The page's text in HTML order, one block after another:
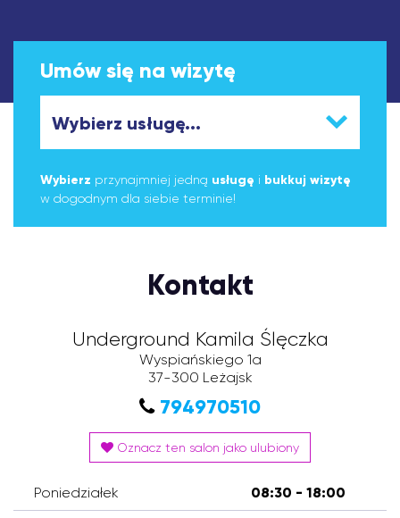
Umów się na wizytę
Wybierz przynajmniej jedną usługę i bukkuj wizytę
w dogodnym dla siebie terminie!
Kontakt
Underground Kamila Ślęczka
Wyspiańskiego 1a
37-300 Leżajsk
794970510
Oznacz ten salon jako ulubiony
Poniedziałek 08:30 - 18:00